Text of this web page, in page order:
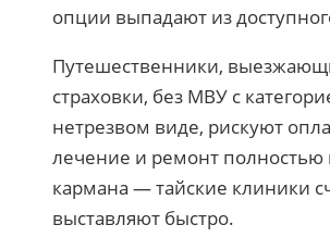
опции выпадают из
Путешественники,
страховки, без МВУ с
нетрезвом виде, рискуют
лечение и ремонт полностью
кармана — тайские клиники
выставляют быстро.